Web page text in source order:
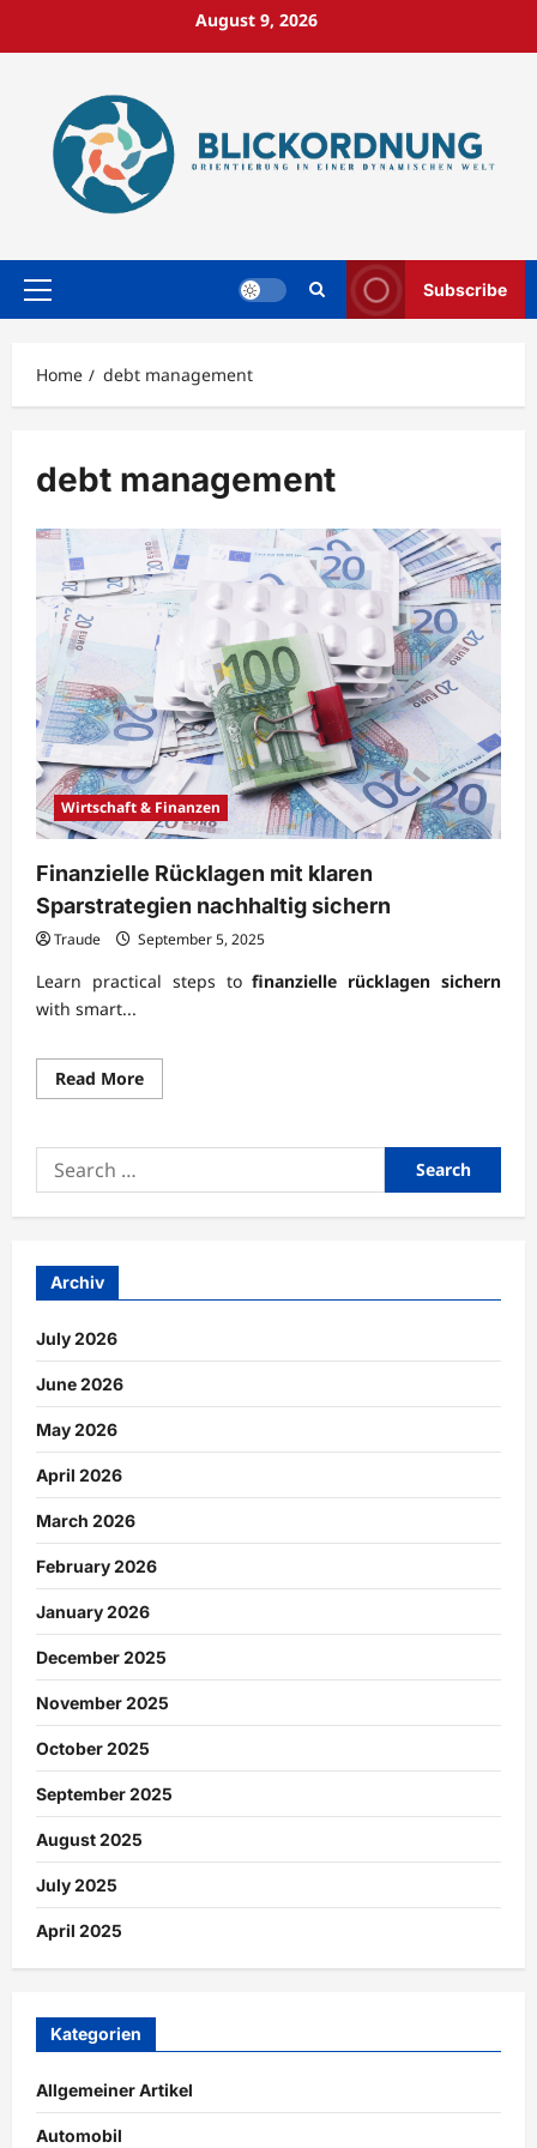
August 9, 2026
Primary
Subscribe
Home debt management
debt management
Wirtschaft & Finanzen
Finanzielle Rücklagen mit klaren
Sparstrategien nachhaltig sichern
Traude September 5, 2025
Learn practical steps tofinanzielle rücklagen sichern
with smart...
Read MoreRead
more
Rücklagen
Sparstrategien
Search
for:
Archiv
July 2026
June 2026
May 2026
April 2026
March 2026
February 2026
January 2026
December 2025
November 2025
October 2025
September 2025
August 2025
July 2025
April 2025
Kategorien
Allgemeiner Artikel
Automobil